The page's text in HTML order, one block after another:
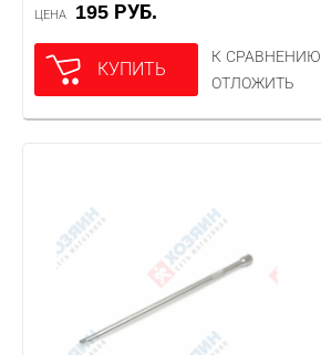
ЦЕНА 195 РУБ.
КУПИТЬ
К СРАВНЕНИЮ
ОТЛОЖИТЬ